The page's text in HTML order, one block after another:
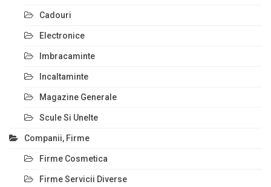
Cadouri
Electronice
Imbracaminte
Incaltaminte
Magazine Generale
Scule Si Unelte
Companii, Firme
Firme Cosmetica
Firme Servicii Diverse